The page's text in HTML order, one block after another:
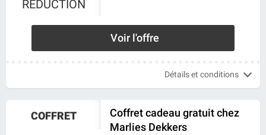
RÉDUCTION
Voir l'offre
Détails et conditions
COFFRET
Coffret cadeau gratuit chez
Marlies Dekkers